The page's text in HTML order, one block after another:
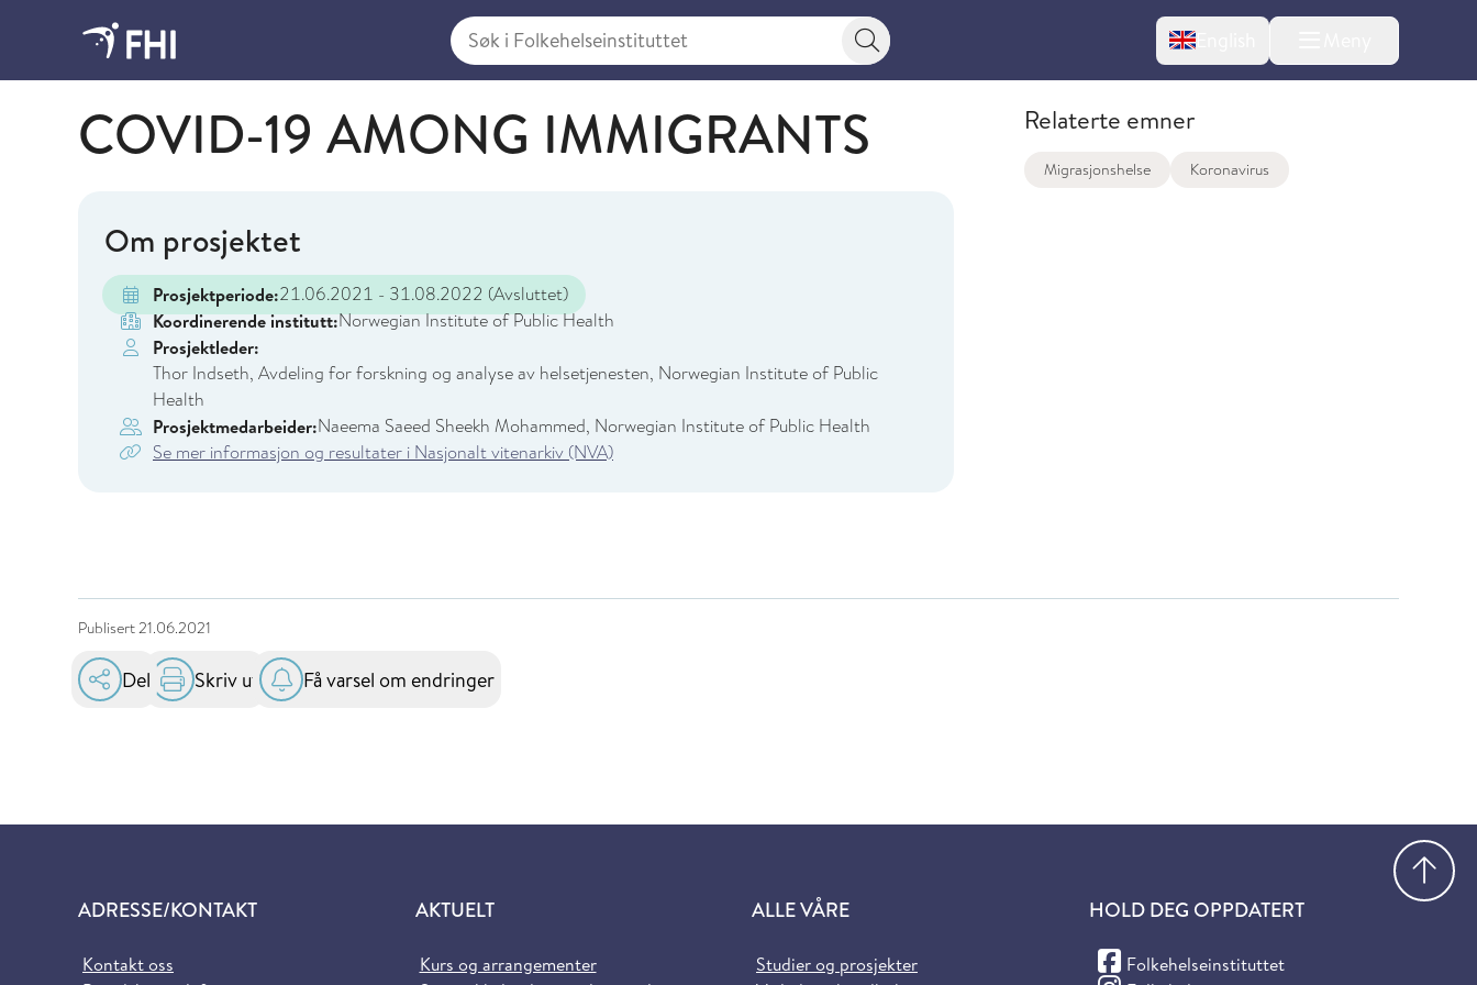
Søk i Folkehelseinstituttet
Søkeknapp English
Folkehelseinstituttet
COVID-19 AMONG IMMIGRANTS
Om prosjektet
Prosjektperiode:21.06.2021 - 31.08.2022 (Avsluttet)
Koordinerende institutt:Norwegian Institute of Public Health
Prosjektleder:
Thor Indseth, Avdeling for forskning og analyse av helsetjenesten, Norwegian Institute of Public
Health
Prosjektmedarbeider:Naeema Saeed Sheekh Mohammed, Norwegian Institute of Public Health
Se mer informasjon og resultater i Nasjonalt vitenarkiv (NVA)
Relaterte emner
Migrasjonshelse Koronavirus
Publisert21.06.2021
Del Skriv ut Få varsel om endringer
ADRESSE/KONTAKT
Kontakt oss
AKTUELT
Kurs og arrangementer
ALLE VÅRE
Studier og prosjekter
HOLD DEG OPPDATERT
Folkehelseinstituttet
(Facebook)